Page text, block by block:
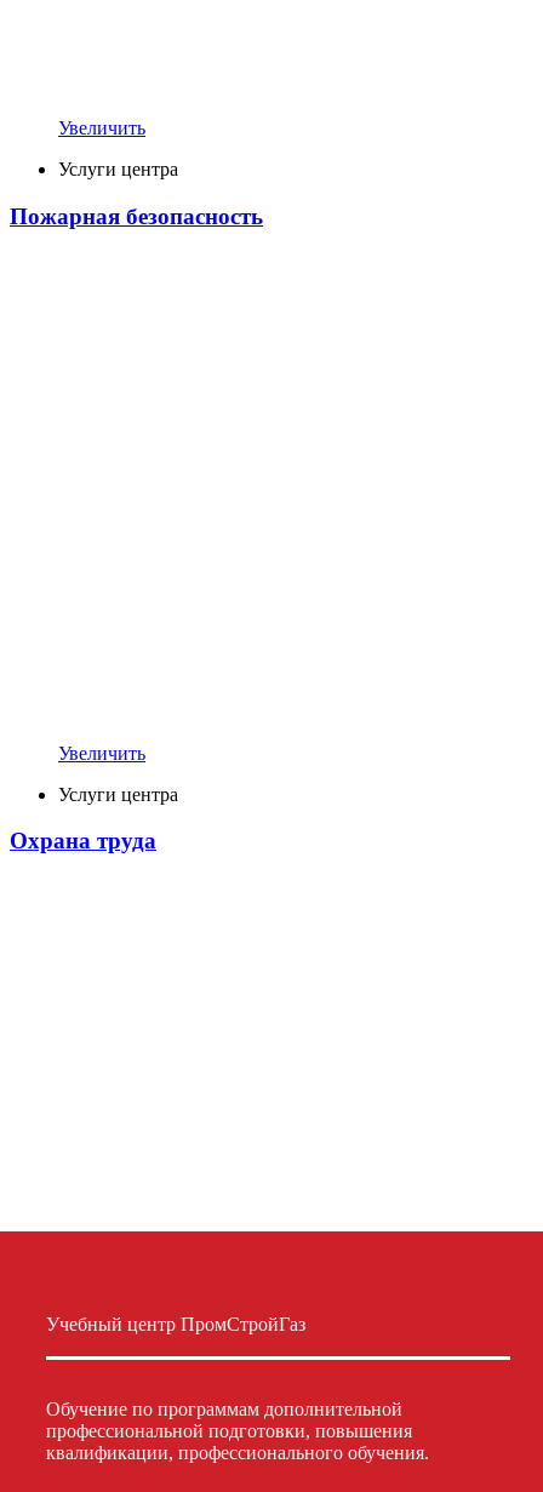
Увеличить
Услуги центра
Пожарная безопасность
Увеличить
Услуги центра
Охрана труда
Учебный центр ПромСтройГаз
Обучение по программам дополнительной
профессиональной подготовки, повышения
квалификации, профессионального обучения.